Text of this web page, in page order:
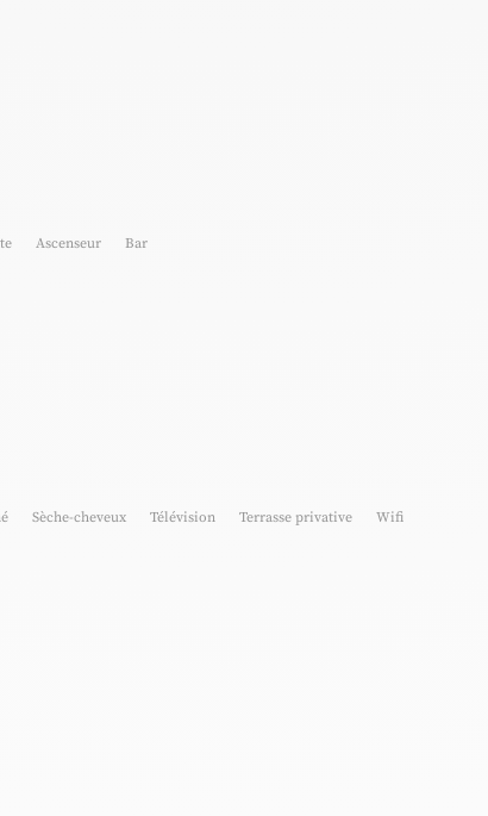
Ascenseur Bar
Sèche-cheveux Télévision Terrasse privative Wifi